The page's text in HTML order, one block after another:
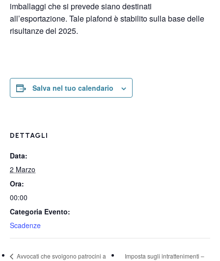
imballaggi che si prevede siano destinati
all’esportazione. Tale plafond è stabilito sulla base delle
risultanze del 2025.
Salva nel tuo calendario
DETTAGLI
Data:
2 Marzo
Ora:
00:00
Categoria Evento:
Scadenze
Avvocati che svolgono patrocini a
Imposta sugli intrattenimenti –